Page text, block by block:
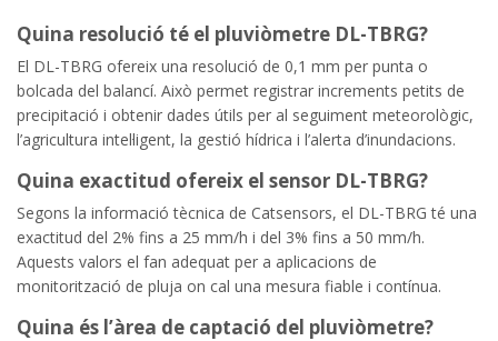
Quina resolució té el pluviòmetre DL-TBRG?
El DL-TBRG ofereix una resolució de 0,1 mm per punta o
bolcada del balancí. Això permet registrar increments petits de
precipitació i obtenir dades útils per al seguiment meteorològic,
l’agricultura intel·ligent, la gestió hídrica i l’alerta d’inundacions.
Quina exactitud ofereix el sensor DL-TBRG?
Segons la informació tècnica de Catsensors, el DL-TBRG té una
exactitud del 2% fins a 25 mm/h i del 3% fins a 50 mm/h.
Aquests valors el fan adequat per a aplicacions de
monitorització de pluja on cal una mesura fiable i contínua.
Quina és l’àrea de captació del pluviòmetre?